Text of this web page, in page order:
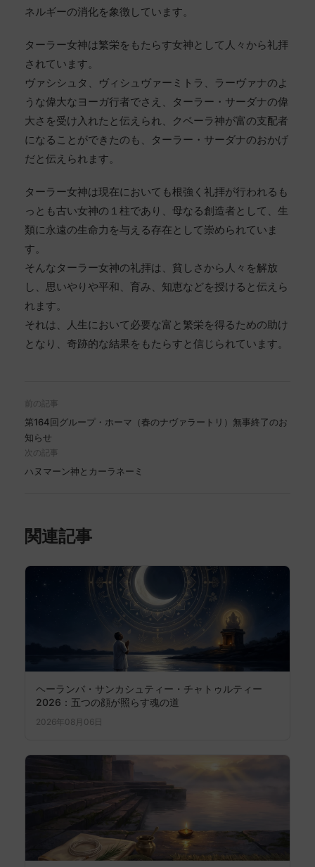
ネルギーの消化を象徴しています。
ターラー女神は繁栄をもたらす女神として人々から礼拝
されています。
ヴァシシュタ、ヴィシュヴァーミトラ、ラーヴァナのよ
うな偉大なヨーガ行者でさえ、ターラー・サーダナの偉
大さを受け入れたと伝えられ、クベーラ神が富の支配者
になることができたのも、ターラー・サーダナのおかげ
だと伝えられます。
ターラー女神は現在においても根強く礼拝が行われるも
っとも古い女神の１柱であり、母なる創造者として、生
類に永遠の生命力を与える存在として崇められていま
す。
そんなターラー女神の礼拝は、貧しさから人々を解放
し、思いやりや平和、育み、知恵などを授けると伝えら
れます。
それは、人生において必要な富と繁栄を得るための助け
となり、奇跡的な結果をもたらすと信じられています。
前の記事
第164回グループ・ホーマ（春のナヴァラートリ）無事終了のお
知らせ
次の記事
ハヌマーン神とカーラネーミ
関連記事
ヘーランバ・サンカシュティー・チャトゥルティー
2026：五つの顔が照らす魂の道
2026年08月06日